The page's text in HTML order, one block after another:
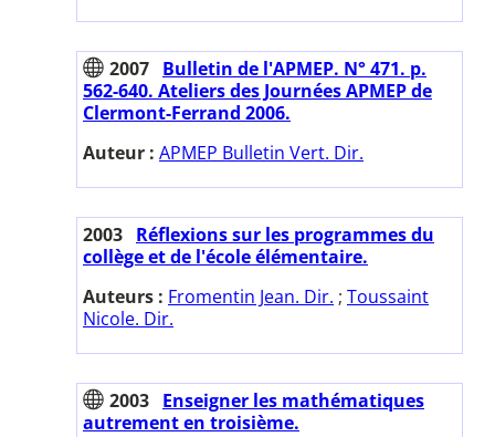
2007 Bulletin de l'APMEP. N° 471. p.
562-640. Ateliers des Journées APMEP de
Clermont-Ferrand 2006.
Auteur : APMEP Bulletin Vert. Dir.
2003 Réflexions sur les programmes du
collège et de l'école élémentaire.
Auteurs : Fromentin Jean. Dir. ; Toussaint
Nicole. Dir.
2003 Enseigner les mathématiques
autrement en troisième.